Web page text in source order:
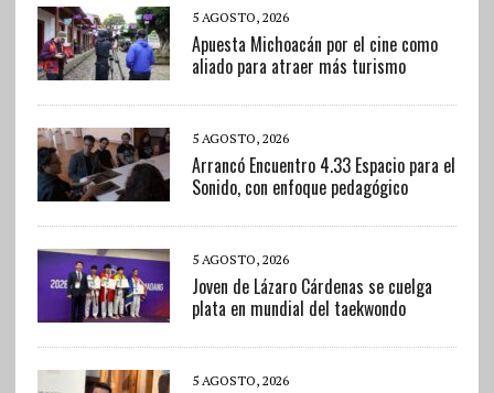
5 AGOSTO, 2026
Apuesta Michoacán por el cine como
aliado para atraer más turismo
5 AGOSTO, 2026
Arrancó Encuentro 4.33 Espacio para el
Sonido, con enfoque pedagógico
5 AGOSTO, 2026
Joven de Lázaro Cárdenas se cuelga
plata en mundial del taekwondo
5 AGOSTO, 2026